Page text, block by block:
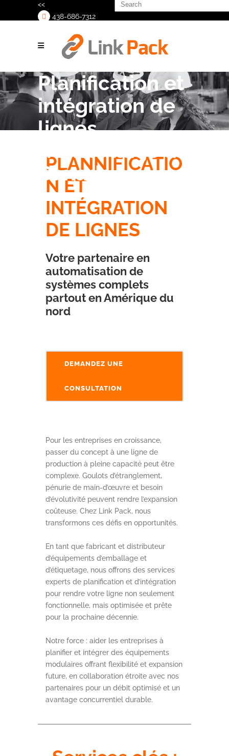
<<
438-686-7312
for:
Planification et
intégration de
lignes
d’emballage au
Canada
PLANNIFICATIO
N ET
INTÉGRATION
DE LIGNES
Votre partenaire en
automatisation de
systèmes complets
partout en Amérique du
nord
DEMANDEZ UNE
CONSULTATION
Pour les entreprises en croissance,
passer du concept à une ligne de
production à pleine capacité peut être
complexe. Goulots d’étranglement,
pénurie de main-d’œuvre et besoin
d’évolutivité peuvent rendre l’expansion
coûteuse. Chez Link Pack, nous
transformons ces défis en opportunités.
En tant que fabricant et distributeur
d’équipements d’emballage et
d’étiquetage, nous offrons des services
experts de planification et d’intégration
pour rendre votre ligne non seulement
fonctionnelle, mais optimisée et prête
pour la prochaine décennie.
Notre force : aider les entreprises à
planifier et intégrer des équipements
modulaires offrant flexibilité et expansion
future, en collaboration étroite avec nos
partenaires pour un débit optimisé et un
avantage concurrentiel durable.